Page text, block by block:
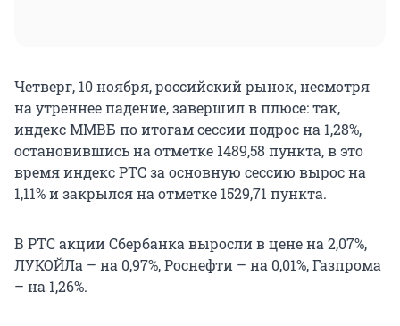
Четверг, 10 ноября, российский рынок, несмотря
на утреннее падение, завершил в плюсе: так,
индекс ММВБ по итогам сессии подрос на 1,28%,
остановившись на отметке 1489,58 пункта, в это
время индекс РТС за основную сессию вырос на
1,11% и закрылся на отметке 1529,71 пункта.
В РТС акции Сбербанка выросли в цене на 2,07%,
ЛУКОЙЛа – на 0,97%, Роснефти – на 0,01%, Газпрома
– на 1,26%.